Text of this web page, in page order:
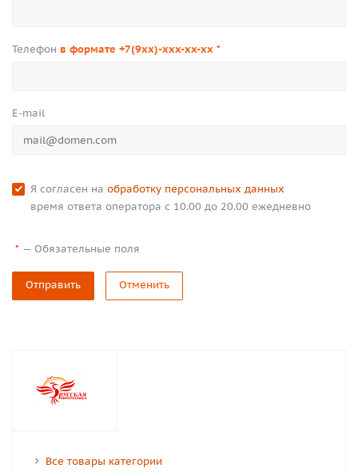
Телефон в формате +7(9xx)-xxx-xx-xx *
E-mail
Я согласен на обработку персональных данных
время ответа оператора с 10.00 до 20.00 ежедневно
* — Обязательные поля
Отправить Отменить
Все товары категории